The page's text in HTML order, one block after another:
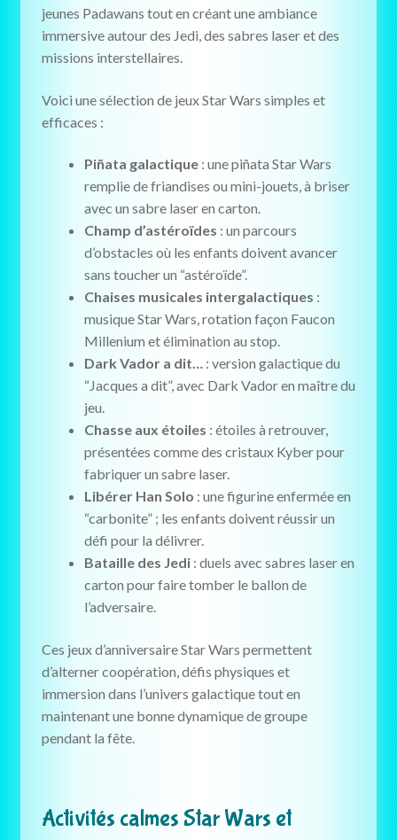
jeunes Padawans tout en créant une ambiance
immersive autour des Jedi, des sabres laser et des
missions interstellaires.
Voici une sélection de jeux Star Wars simples et
efficaces :
Piñata galactique: une piñata Star Wars
remplie de friandises ou mini-jouets, à briser
avec un sabre laser en carton.
Champ d’astéroïdes : un parcours
d’obstacles où les enfants doivent avancer
sans toucher un “astéroïde”.
Chaises musicales intergalactiques :
musique Star Wars, rotation façon Faucon
Millenium et élimination au stop.
Dark Vador a dit…: version galactique du
“Jacques a dit”, avec Dark Vador en maître du
jeu.
Chasse aux étoiles : étoiles à retrouver,
présentées comme des cristaux Kyber pour
fabriquer un sabre laser.
Libérer Han Solo : une figurine enfermée en
“carbonite” ; les enfants doivent réussir un
défi pour la délivrer.
Bataille des Jedi: duels avec sabres laser en
carton pour faire tomber le ballon de
l’adversaire.
Ces jeux d’anniversaire Star Wars permettent
d’alterner coopération, défis physiques et
immersion dans l’univers galactique tout en
maintenant une bonne dynamique de groupe
pendant la fête.
Activités calmes Star Wars et